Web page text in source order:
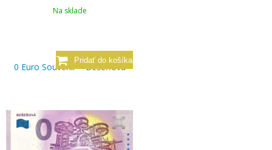
Na sklade
0 Euro Souvenir – Bešeňová